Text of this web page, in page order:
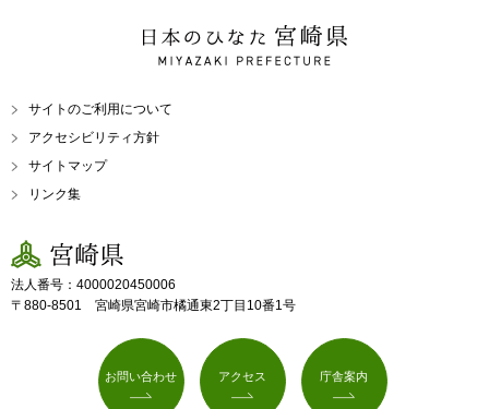
日本のひなた 宮崎県
MIYAZAKI PREFECTURE
サイトのご利用について
アクセシビリティ方針
サイトマップ
リンク集
宮崎県
法人番号：4000020450006
〒880-8501 宮崎県宮崎市橘通東2丁目10番1号
お問い合わせ アクセス 庁舎案内